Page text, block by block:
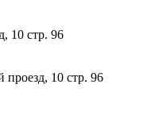
10 стр. 96
10 стр. 96